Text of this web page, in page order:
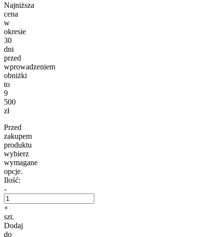
Najniższa
cena
w
okresie
30
dni
przed
wprowadzeniem
obniżki
to
9
500
zł
Przed
zakupem
produktu
wybierz
wymagane
opcje.
Ilość:
-
+
szt.
Dodaj
do